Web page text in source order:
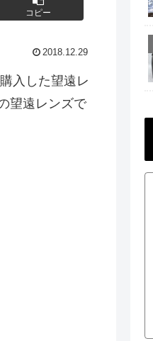
コピー
2018.12.29
入した望遠レ
望遠レンズで